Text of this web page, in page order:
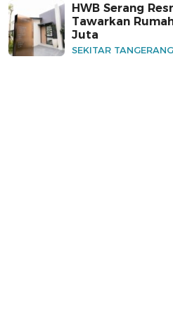
HWB Serang
Tawarkan
Juta
SEKITAR TANGERANG